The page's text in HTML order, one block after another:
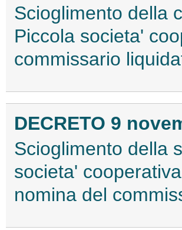
Scioglimento della
Piccola societa'
commissario
DECRETO 9
Scioglimento della
societa'
nomina del